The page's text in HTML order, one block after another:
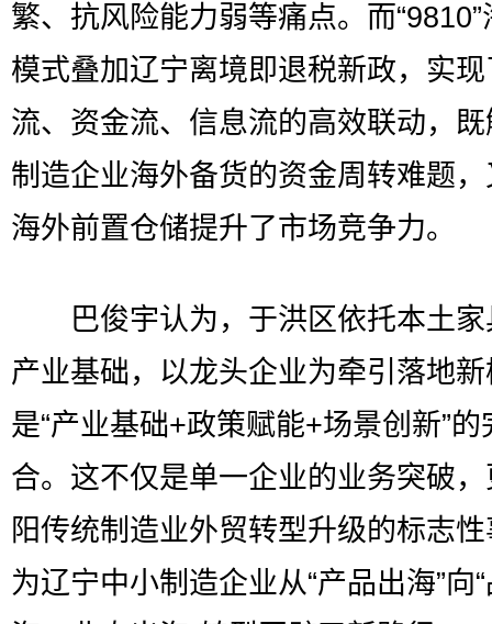
繁、抗风险能力弱等痛点。而
模式叠加辽宁离境即退税新政，实
流、资金流、信息流的高效联动，
制造企业海外备货的资金周转难题
海外前置仓储提升了市场竞争力。
巴俊宇认为，于洪区依托本土家
产业基础，以龙头企业为牵引落地
是“产业基础+政策赋能+场景创新”的
合。这不仅是单一企业的业务突破
阳传统制造业外贸转型升级的标志
为辽宁中小制造企业从“产品出海”向